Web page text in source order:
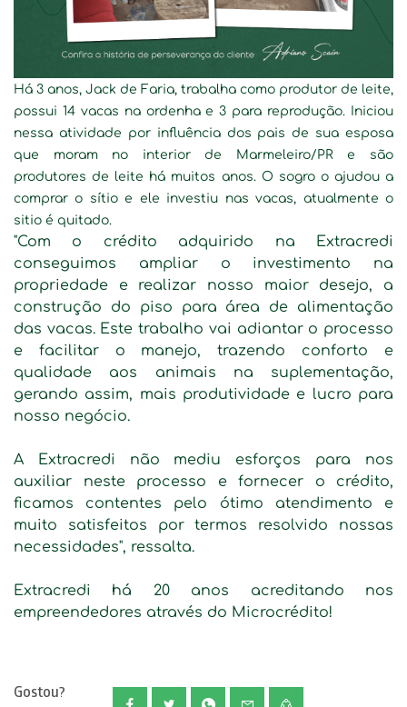
Há 3 anos, Jack de Faria, trabalha como produtor de leite,
possui 14 vacas na ordenha e 3 para reprodução. Iniciou
nessa atividade por influência dos pais de sua esposa
que moram no interior de Marmeleiro/PR e são
produtores de leite há muitos anos. O sogro o ajudou a
comprar o sítio e ele investiu nas vacas, atualmente o
sitio é quitado.
"Com o crédito adquirido na Extracredi
conseguimos ampliar o investimento na
propriedade e realizar nosso maior desejo, a
construção do piso para área de alimentação
das vacas. Este trabalho vai adiantar o processo
e facilitar o manejo, trazendo conforto e
qualidade aos animais na suplementação,
gerando assim, mais produtividade e lucro para
nosso negócio.
A Extracredi não mediu esforços para nos
auxiliar neste processo e fornecer o crédito,
ficamos contentes pelo ótimo atendimento e
muito satisfeitos por termos resolvido nossas
necessidades", ressalta.
Extracredi há 20 anos acreditando nos
empreendedores através do Microcrédito!
Gostou?